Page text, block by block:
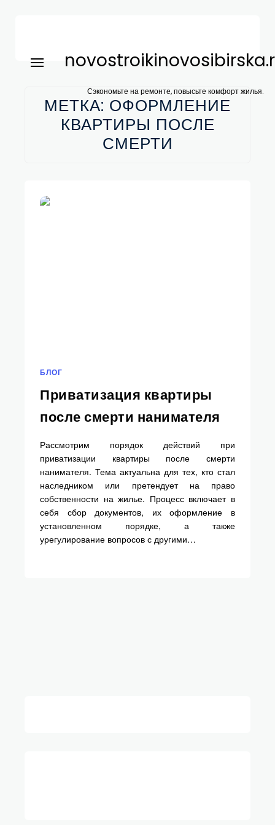
Сэкономьте на ремонте, повысьте комфорт жилья.
МЕТКА: ОФОРМЛЕНИЕ
КВАРТИРЫ ПОСЛЕ
СМЕРТИ
БЛОГ
Приватизация квартиры
после смерти нанимателя
Рассмотрим порядок действий при
приватизации квартиры после смерти
нанимателя. Тема актуальна для тех, кто стал
наследником или претендует на право
собственности на жилье. Процесс включает в
себя сбор документов, их оформление в
установленном порядке, а также
урегулирование вопросов с другими…